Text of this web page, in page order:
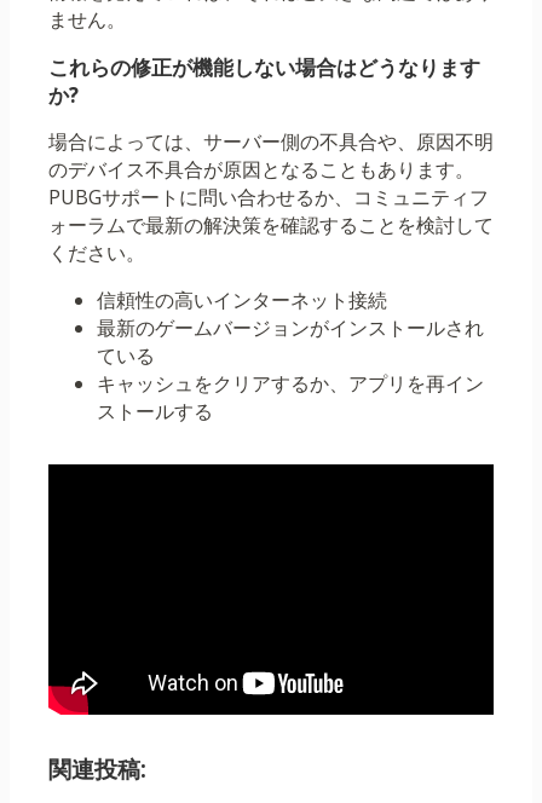
ません。
これらの修正が機能しない場合はどうなります
か?
場合によっては、サーバー側の不具合や、原因不明
のデバイス不具合が原因となることもあります。
PUBGサポートに問い合わせるか、コミュニティフ
ォーラムで最新の解決策を確認することを検討して
ください。
信頼性の高いインターネット接続
最新のゲームバージョンがインストールされ
ている
キャッシュをクリアするか、アプリを再イン
ストールする
関連投稿: